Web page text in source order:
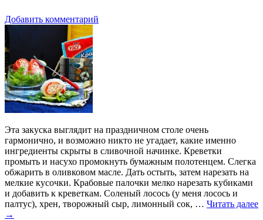
Добавить комментарий
Эта закуска выглядит на праздничном столе очень
гармонично, и возможно никто не угадает, какие именно
ингредиенты скрыты в сливочной начинке. Креветки
промыть и насухо промокнуть бумажным полотенцем. Слегка
обжарить в оливковом масле. Дать остыть, затем нарезать на
мелкие кусочки. Крабовые палочки мелко нарезать кубиками
и добавить к креветкам. Соленый лосось (у меня лосось и
палтус), хрен, творожный сыр, лимонный сок, … Читать далее
→